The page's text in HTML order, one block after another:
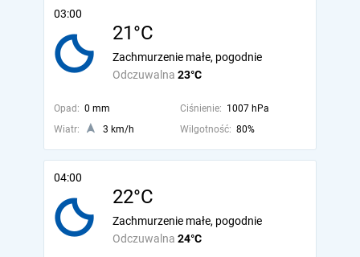
03:00
21°C
Odczuwalna 23°C
Zachmurzenie małe, pogodnie
Opad: 0 mm Ciśnienie: 1007 hPa
Wiatr:
3 km/h Wilgotność: 80%
04:00
22°C
Odczuwalna 24°C
Zachmurzenie małe, pogodnie